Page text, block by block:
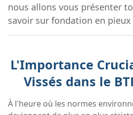
nous allons vous présenter
savoir sur fondation en pieux
L'Importance
Vissés dans le
À l'heure où les normes